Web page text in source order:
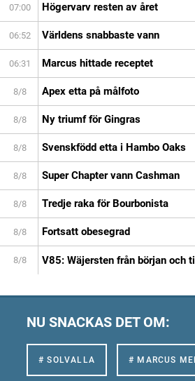
07:00 Högervarv resten av året
06:52 Världens snabbaste vann
06:31 Marcus hittade receptet
8/8 Apex etta på målfoto
8/8 Ny triumf för Gingras
8/8 Svenskfödd etta i Hambo Oaks
8/8 Super Chapter vann Cashman
8/8 Tredje raka för Bourbonista
8/8 Fortsatt obesegrad
8/8 V85: Wäjersten från början och
NU SNACKAS DET OM:
# SOLVALLA # MARCUS